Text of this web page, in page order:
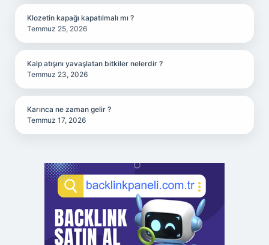
Klozetin kapağı kapatılmalı mı ?
Temmuz 25, 2026
Kalp atışını yavaşlatan bitkiler nelerdir ?
Temmuz 23, 2026
Karınca ne zaman gelir ?
Temmuz 17, 2026